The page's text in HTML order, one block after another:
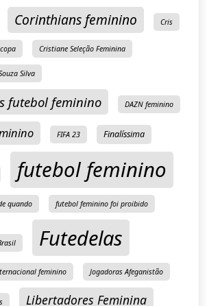
Corinthians feminino Cris
Cristiane Seleção Feminina
Silva
futebol feminino DAZN feminino
FIFA 23 Finalíssima
futebol feminino
quando futebol feminino foi proibido
Futedelas
feminino Jogadoras Afeganistão
Libertadores Feminina